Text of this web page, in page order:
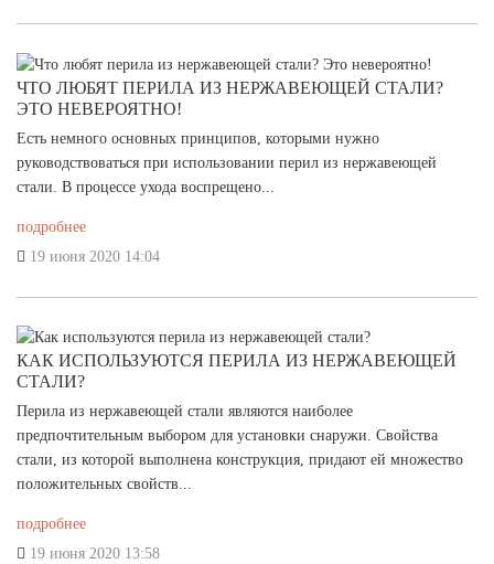
ЧТО ЛЮБЯТ ПЕРИЛА ИЗ НЕРЖАВЕЮЩЕЙ СТАЛИ?
ЭТО НЕВЕРОЯТНО!
Есть немного основных принципов, которыми нужно
руководствоваться при использовании перил из нержавеющей
стали. В процессе ухода воспрещено...
подробнее
19 июня 2020 14:04
КАК ИСПОЛЬЗУЮТСЯ ПЕРИЛА ИЗ НЕРЖАВЕЮЩЕЙ
СТАЛИ?
Перила из нержавеющей стали являются наиболее
предпочтительным выбором для установки снаружи. Свойства
стали, из которой выполнена конструкция, придают ей множество
положительных свойств...
подробнее
19 июня 2020 13:58